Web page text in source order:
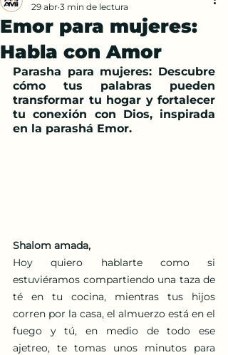
Emor para mujeres:
Habla con Amor
29 abr 3 min de lectura
Parasha para mujeres: Descubre
cómo tus palabras pueden
transformar tu hogar y fortalecer
tu conexión con Dios, inspirada
en la parashá Emor.
Shalom amada,
Hoy quiero hablarte como si
estuviéramos compartiendo una taza de
té en tu cocina, mientras tus hijos
corren por la casa, el almuerzo está en el
fuego y tú, en medio de todo ese
ajetreo, te tomas unos minutos para